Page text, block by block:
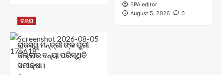
EPA editor
August 5, 2026
0
ରାଜ୍ୟ
ରାଜସ୍ୱ ମନ୍ତ୍ରୀ ଙ୍କ ପୁରୀ
ଜିଲ୍ଲାର ବନ୍ୟା ପରିସ୍ଥିତି
ସମୀକ୍ଷା।